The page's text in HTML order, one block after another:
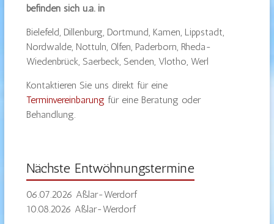
befinden sich u.a. in
Bielefeld, Dillenburg, Dortmund, Kamen, Lippstadt,
Nordwalde, Nottuln, Olfen, Paderborn, Rheda-
Wiedenbrück, Saerbeck, Senden, Vlotho, Werl
Kontaktieren Sie uns direkt für eine
Terminvereinbarung für eine Beratung oder
Behandlung.
Nächste Entwöhnungstermine
06.07.2026 Aßlar-Werdorf
10.08.2026 Aßlar-Werdorf